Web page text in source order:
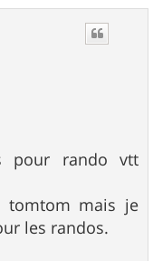
pour rando vtt
tomtom mais je
les randos.